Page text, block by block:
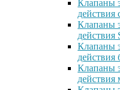
Клапаны
Клапаны
Клапаны
действия
Клапаны